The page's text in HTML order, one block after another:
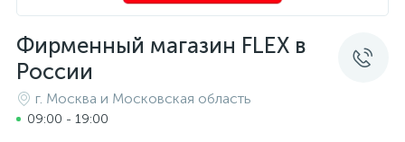
Фирменный магазин FLEX в
России
г. Москва и Московская область
09:00 - 19:00